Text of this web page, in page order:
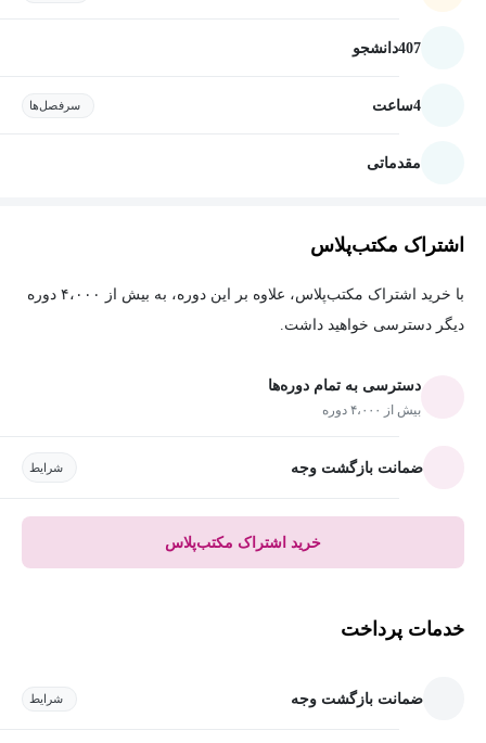
407دانشجو
4ساعت سرفصل‌ها
مقدماتی
اشتراک مکتب‌پلاس
با خرید اشتراک مکتب‌پلاس، علاوه بر این دوره، به بیش از ۴،۰۰۰ دوره
دیگر دسترسی خواهید داشت.
دسترسی به تمام دوره‌ها
بیش از ۴،۰۰۰ دوره
ضمانت بازگشت وجه شرایط
خرید اشتراک مکتب‌پلاس
خدمات پرداخت
ضمانت بازگشت وجه شرایط